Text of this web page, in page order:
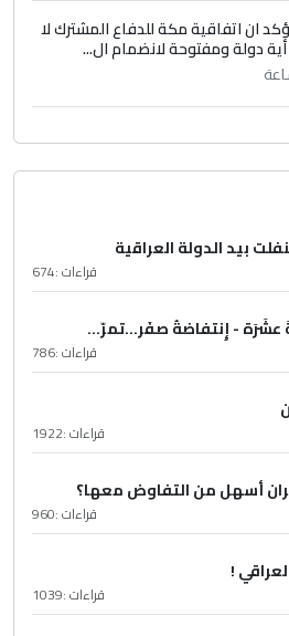
ان اتفاقية مكة للدفاع المشترك لا
دولة ومفتوحة لانضمام ال...
بيد الدولة العراقية
قراءات :674
عشَرَة - إِنتفاضةُ صفَر…تمرّ...
قراءات :786
قراءات :1922
أسهل من التفاوض معها؟
قراءات :960
!
قراءات :1039